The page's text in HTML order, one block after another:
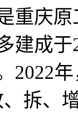
庆原
建成
2022
拆、